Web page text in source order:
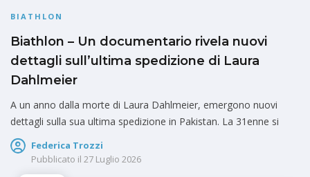
BIATHLON
Biathlon – Un documentario rivela nuovi
dettagli sull’ultima spedizione di Laura
Dahlmeier
A un anno dalla morte di Laura Dahlmeier, emergono nuovi
dettagli sulla sua ultima spedizione in Pakistan. La 31enne si
Federica Trozzi
Pubblicato il 27 Luglio 2026